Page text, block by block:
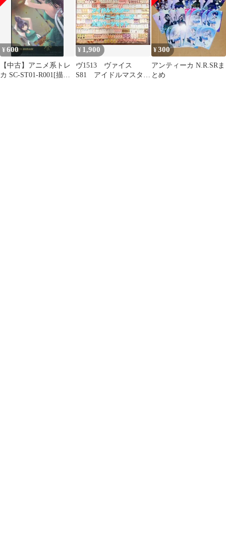
¥600
【中古】アニメ系トレ
カ SC-ST01-R001[描き
¥ 1,900
ヴ1513 ヴァイス
S81 アイドルマスター
¥300
アンティーカ N.R.SRま
とめ